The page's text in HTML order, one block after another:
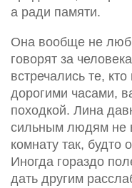
а ради памяти.
Она вообще не
говорят за
встречались те,
дорогими часами,
походкой. Лина
сильным людям не
комнату так, будто
Иногда гораздо
дать другим